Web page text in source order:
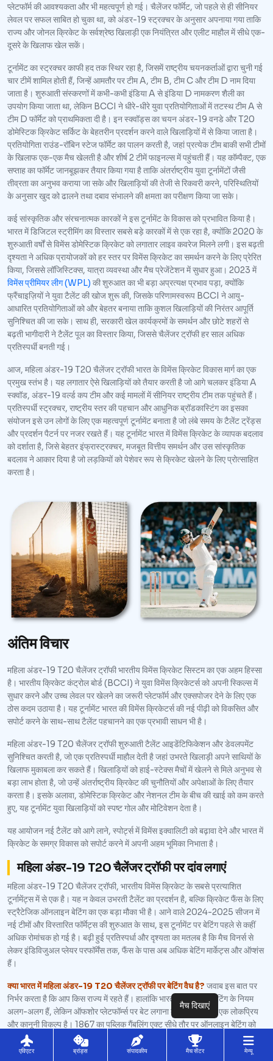
एविएटर ब्रांड्स संपादकीय मैच सेंटर मेन्यू
प्लेटफॉर्म की आवश्यकता और भी महत्वपूर्ण हो गई। चैलेंजर फॉर्मेट, जो पहले से ही सीनियर
लेवल पर सफल साबित हो चुका था, को अंडर-19 स्ट्रक्चर के अनुसार अपनाया गया ताकि
राज्य और जोनल क्रिकेट के सर्वश्रेष्ठ खिलाड़ी एक नियंत्रित और एलीट माहौल में सीधे एक-
दूसरे के खिलाफ खेल सकें।
टूर्नामेंट का स्ट्रक्चर काफी हद तक स्थिर रहा है, जिसमें राष्ट्रीय चयनकर्ताओं द्वारा चुनी गई
चार टीमें शामिल होती हैं, जिन्हें आमतौर पर टीम A, टीम B, टीम C और टीम D नाम दिया
जाता है। शुरुआती संस्करणों में कभी-कभी इंडिया A से इंडिया D नामकरण शैली का
उपयोग किया जाता था, लेकिन BCCI ने धीरे-धीरे युवा प्रतियोगिताओं में तटस्थ टीम A से
टीम D फॉर्मेट को प्राथमिकता दी है। इन स्क्वॉड्स का चयन अंडर-19 वनडे और T20
डोमेस्टिक क्रिकेट सर्किट के बेहतरीन प्रदर्शन करने वाले खिलाड़ियों में से किया जाता है।
प्रतियोगिता राउंड-रॉबिन स्टेज फॉर्मेट का पालन करती है, जहां प्रत्येक टीम बाकी सभी टीमों
के खिलाफ एक-एक मैच खेलती है और शीर्ष 2 टीमें फाइनल्स में पहुंचती हैं। यह कॉम्पैक्ट, एक
सप्ताह का फॉर्मेट जानबूझकर तैयार किया गया है ताकि अंतर्राष्ट्रीय युवा टूर्नामेंटों जैसी
तीव्रता का अनुभव कराया जा सके और खिलाड़ियों की तेजी से रिकवरी करने, परिस्थितियों
के अनुसार खुद को ढालने तथा दबाव संभालने की क्षमता का परीक्षण किया जा सके।
कई सांस्कृतिक और संरचनात्मक कारकों ने इस टूर्नामेंट के विकास को प्रभावित किया है।
भारत में डिजिटल स्ट्रीमिंग का विस्तार सबसे बड़े कारकों में से एक रहा है, क्योंकि 2020 के
शुरुआती वर्षों से विमेंस डोमेस्टिक क्रिकेट को लगातार लाइव कवरेज मिलने लगी। इस बढ़ती
दृश्यता ने अधिक प्रायोजकों को हर स्तर पर विमेंस क्रिकेट का समर्थन करने के लिए प्रेरित
किया, जिससे लॉजिस्टिक्स, यात्रा व्यवस्था और मैच प्रेजेंटेशन में सुधार हुआ। 2023 में
विमेंस प्रीमियर लीग (WPL) की शुरुआत का भी बड़ा अप्रत्यक्ष प्रभाव पड़ा, क्योंकि
फ्रैंचाइज़ियों ने युवा टैलेंट की खोज शुरू की, जिसके परिणामस्वरूप BCCI ने आयु-
आधारित प्रतियोगिताओं को और बेहतर बनाया ताकि कुशल खिलाड़ियों की निरंतर आपूर्ति
सुनिश्चित की जा सके। साथ ही, सरकारी खेल कार्यक्रमों के समर्थन और छोटे शहरों से
बढ़ती भागीदारी ने टैलेंट पूल का विस्तार किया, जिससे चैलेंजर ट्रॉफी हर साल अधिक
प्रतिस्पर्धी बनती गई।
आज, महिला अंडर-19 T20 चैलेंजर ट्रॉफी भारत के विमेंस क्रिकेट विकास मार्ग का एक
प्रमुख स्तंभ है। यह लगातार ऐसे खिलाड़ियों को तैयार करती है जो आगे चलकर इंडिया A
स्क्वॉड, अंडर-19 वर्ल्ड कप टीम और कई मामलों में सीनियर राष्ट्रीय टीम तक पहुंचते हैं।
प्रतिस्पर्धी स्ट्रक्चर, राष्ट्रीय स्तर की पहचान और आधुनिक ब्रॉडकास्टिंग का इसका
संयोजन इसे उन लोगों के लिए एक महत्वपूर्ण टूर्नामेंट बनाता है जो लंबे समय के टैलेंट ट्रेंड्स
और प्रदर्शन पैटर्न पर नजर रखते हैं। यह टूर्नामेंट भारत में विमेंस क्रिकेट के व्यापक बदलाव
को दर्शाता है, जिसे बेहतर इंफ्रास्ट्रक्चर, मजबूत वित्तीय समर्थन और उस सांस्कृतिक
बदलाव ने आकार दिया है जो लड़कियों को पेशेवर रूप से क्रिकेट खेलने के लिए प्रोत्साहित
करता है।
अंतिम विचार
महिला अंडर-19 T20 चैलेंजर ट्रॉफी भारतीय विमेंस क्रिकेट सिस्टम का एक अहम हिस्सा
है। भारतीय क्रिकेट कंट्रोल बोर्ड (BCCI) ने युवा विमेंस क्रिकेटर्स को अपनी स्किल्स में
सुधार करने और उच्च लेवल पर खेलने का जरूरी प्लेटफॉर्म और एक्सपोजर देने के लिए एक
ठोस कदम उठाया है। यह टूर्नामेंट भारत की विमेंस क्रिकेटर्स की नई पीढ़ी को विकसित और
सपोर्ट करने के साथ-साथ टैलेंट पहचानने का एक प्रभावी साधन भी है।
महिला अंडर-19 T20 चैलेंजर ट्रॉफी शुरुआती टैलेंट आइडेंटिफिकेशन और डेवलपमेंट
सुनिश्चित करती है, जो एक प्रतिस्पर्धी माहौल देती है जहां उभरते खिलाड़ी अपने साथियों के
खिलाफ मुकाबला कर सकते हैं। खिलाड़ियों को हाई-स्टेक्स मैचों में खेलने से मिले अनुभव से
बड़ा लाभ होता है, जो उन्हें अंतर्राष्ट्रीय क्रिकेट की चुनौतियों और अपेक्षाओं के लिए तैयार
करता है। इसके अलावा, डोमेस्टिक क्रिकेट और नेशनल टीम के बीच की खाई को कम करते
हुए, यह टूर्नामेंट युवा खिलाड़ियों को स्पष्ट गोल और मोटिवेशन देता है।
यह आयोजन नई टैलेंट को आगे लाने, स्पोर्ट्स में विमेंस इक्वालिटी को बढ़ावा देने और भारत में
क्रिकेट के समग्र विकास को सपोर्ट करने में अपनी अहम भूमिका निभाता है।
महिला अंडर-19 T20 चैलेंजर ट्रॉफी पर दांव लगाएं
महिला अंडर-19 T20 चैलेंजर ट्रॉफी, भारतीय विमेंस क्रिकेट के सबसे प्रत्याशित
टूर्नामेंट्स में से एक है। यह न केवल उभरती टैलेंट का प्रदर्शन है, बल्कि क्रिकेट फैंस के लिए
स्ट्रैटेजिक ऑनलाइन बेटिंग का एक बड़ा मौका भी है। आने वाले 2024-2025 सीजन में
नई टीमों और विस्तारित फॉर्मेट्स की शुरुआत के साथ, इस टूर्नामेंट पर बेटिंग पहले से कहीं
अधिक रोमांचक हो गई है। बढ़ी हुई प्रतिस्पर्धा और दृश्यता का मतलब है कि मैच विनर्स से
लेकर इंडिविजुअल प्लेयर परफॉर्मेंस तक, फैंस के पास अब अधिक बेटिंग मार्केट्स और ऑप्शंस
हैं।
क्या भारत में महिला अंडर-19 T20 चैलेंजर ट्रॉफी पर बेटिंग वैध है? जवाब इस बात पर
निर्भर करता है कि आप किस राज्य में रहते हैं। हालांकि भारत में ऑनलाइन बेटिंग के नियम
अलग-अलग हैं, लेकिन ऑफशोर प्लेटफॉर्म्स पर बेट लगाना कई लोगों के लिए एक लोकप्रिय
और कानूनी विकल्प है। 1867 का पब्लिक गैंबलिंग एक्ट सीधे तौर पर ऑनलाइन बेटिंग को
कवर नहीं करता, जिससे क्रिकेट फैंस को इंटरनेशनल साइट्स पर लीगल तरीके से बेट लगाने
की अनुमति मिलती है। बस यह सुनिश्चित करें कि आप एक भरोसेमंद प्लेटफॉर्म चुनें, जिनमें से
मैच दिखाएं